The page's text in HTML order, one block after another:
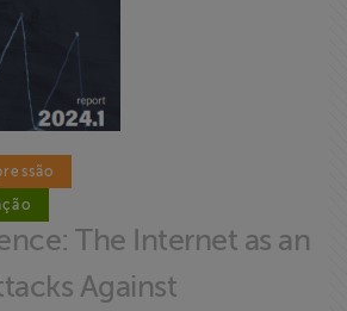
The Internet as an
Against